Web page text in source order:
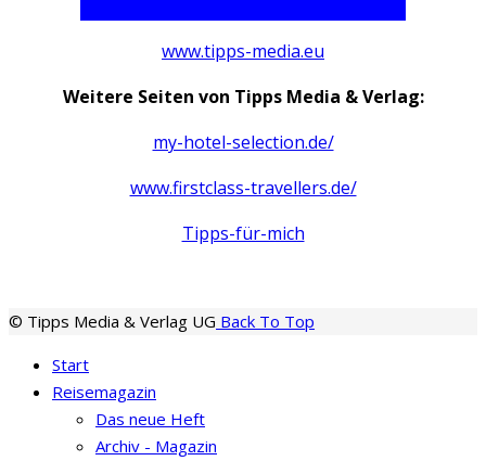
www.tipps-media.eu
Weitere Seiten von Tipps Media & Verlag:
my-hotel-selection.de/
www.firstclass-travellers.de/
Tipps-für-mich
© Tipps Media & Verlag UG Back To Top
Start
Reisemagazin
Das neue Heft
Archiv - Magazin